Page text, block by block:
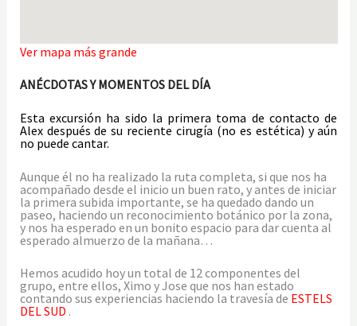
Ver mapa más grande
ANÉCDOTAS Y MOMENTOS DEL DÍA
Esta excursión ha sido la primera toma de contacto de
Alex después de su reciente cirugía (no es estética) y aún
no puede cantar.
Aunque él no ha realizado la ruta completa, si que nos ha
acompañado desde el inicio un buen rato, y antes de iniciar
la primera subida importante, se ha quedado dando un
paseo, haciendo un reconocimiento botánico por la zona,
y nos ha esperado en un bonito espacio para dar cuenta al
esperado almuerzo de la mañana…
Hemos acudido hoy un total de 12 componentes del
grupo, entre ellos, Ximo y Jose que nos han estado
contando sus experiencias haciendo la travesía de ESTELS
DEL SUD .